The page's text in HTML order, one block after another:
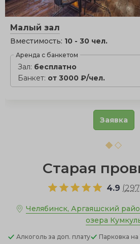
Малый зал
Вместимость: 10 - 30 чел.
Аренда с банкетом
Зал: бесплатно
Банкет: от 3000 ₽/чел.
Заявка
Старая
4.9 (
Челябинск, Аргаяшский
озера
Алкоголь за доп. плату Парковка